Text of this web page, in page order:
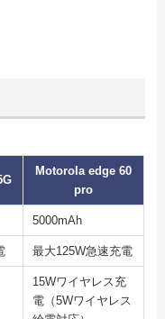
Motorola edge 60
pro
5000mAh
最大125W急速充電
15Wワイヤレス充
電（5Wワイヤレス